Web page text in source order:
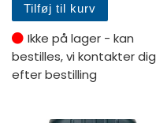
Tilføj til kurv
Ikke på lager - kan
bestilles, vi kontakter dig
efter bestilling